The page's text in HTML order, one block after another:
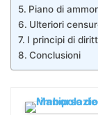
Piano di
Ulteriori
I principi di
Conclusioni